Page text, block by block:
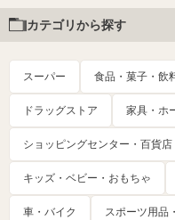
カテゴリから探す
スーパー 食品・菓子・飲
ドラッグストア 家具・ホ
ショッピングセンター・百貨店
キッズ・ベビー・おもちゃ
車・バイク スポーツ用品